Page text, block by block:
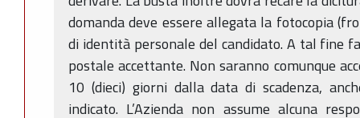
domanda deve essere allegata la fotocopia
di identità personale del candidato. A tal fine
postale accettante. Non saranno comunque
10 (dieci) giorni dalla data di scadenza,
indicato. L’Azienda non assume alcuna